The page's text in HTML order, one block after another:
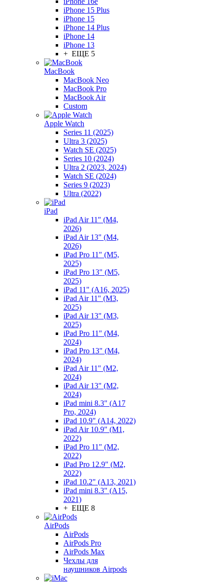
iPhone 15 Plus
iPhone 15
iPhone 14 Plus
iPhone 14
iPhone 13
+ ЕЩЕ 5
MacBook
MacBook Neo
MacBook Pro
MacBook Air
Custom
Apple Watch
Series 11 (2025)
Ultra 3 (2025)
Watch SE (2025)
Series 10 (2024)
Ultra 2 (2023, 2024)
Watch SE (2024)
Series 9 (2023)
Ultra (2022)
iPad
iPad Air 11" (M4,
2026)
iPad Air 13" (M4,
2026)
iPad Pro 11" (M5,
2025)
iPad Pro 13" (M5,
2025)
iPad 11" (A16, 2025)
iPad Air 11" (M3,
2025)
iPad Air 13" (M3,
2025)
iPad Pro 11" (M4,
2024)
iPad Pro 13" (M4,
2024)
iPad Air 11" (M2,
2024)
iPad Air 13" (M2,
2024)
iPad mini 8.3" (A17
Pro, 2024)
iPad 10.9" (A14, 2022)
iPad Air 10.9" (M1,
2022)
iPad Pro 11" (M2,
2022)
iPad Pro 12.9" (M2,
2022)
iPad 10.2" (A13, 2021)
iPad mini 8.3" (A15,
2021)
+ ЕЩЕ 8
AirPods
AirPods
AirPods Pro
AirPods Max
Чехлы для
наушников Airpods